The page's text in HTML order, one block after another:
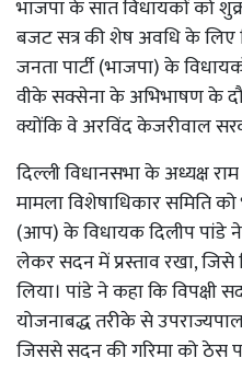
भाजपा के सात विधायकों को
बजट सत्र की शेष अवधि के लिए
जनता पार्टी (भाजपा) के
वीके सक्सेना के अभिभाषण के
क्योंकि वे अरविंद केजरीवाल
दिल्ली विधानसभा के अध्यक्ष
मामला विशेषाधिकार समिति
(आप) के विधायक दिलीप पांडे ने
लेकर सदन में प्रस्ताव रखा, जिसे
लिया। पांडे ने कहा कि विपक्षी
योजनाबद्ध तरीके से
जिससे सदन की गरिमा को ठेस